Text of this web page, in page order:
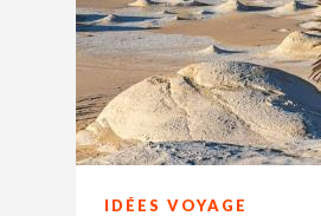
IDÉES VOYAGE